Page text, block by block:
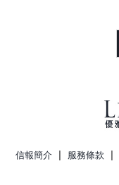
信報簡介 | 服務條款 |